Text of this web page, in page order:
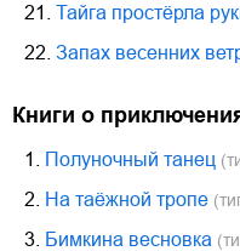
21. Тайга простёрла
22. Запах весенних
книги о
1. Полуночный танец
2. На таёжной тропе
3. Бимкина весновка